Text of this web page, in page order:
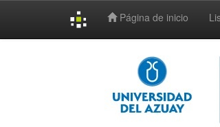
Página de inicio